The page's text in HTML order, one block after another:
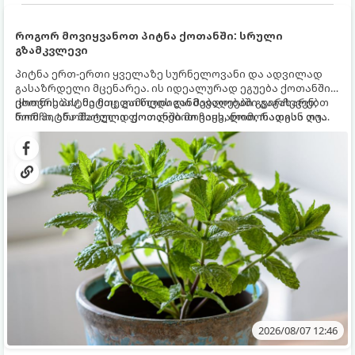
როგორ მოვიყვანოთ პიტნა ქოთანში: სრული
გზამკვლევი
პიტნა ერთ-ერთი ყველაზე სურნელოვანი და ადვილად
გასაზრდელი მცენარეა. ის იდეალურად ეგუება ქოთანში
ცხოვრებას, მეტიც, გამოცდილი მებაღეები გვირჩევენ,
რომ პიტნა მხოლოდ ქოთანში მოვიყვანოთ, რადგან ღია
გრუნტში (ბაღში) დარგვისას ის ფესვებით ძალიან
სწრაფად ვრცელდება და სხვა მცენარეებს ავიწროებს.
ქოთნის პიტნა მთელი წლის განმავლობაში გაგახარებთ
ნორჩი, არომატული ფოთლებით ჩაის, ლიმონათისა თუ
კერძებისთვის.
2026/08/07 12:46